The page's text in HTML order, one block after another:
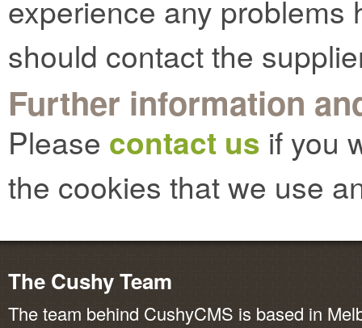
experience any problems
should contact the
Further information
Please contact us if you
the cookies that we use
The Cushy Team
The team behind CushyCMS is based in